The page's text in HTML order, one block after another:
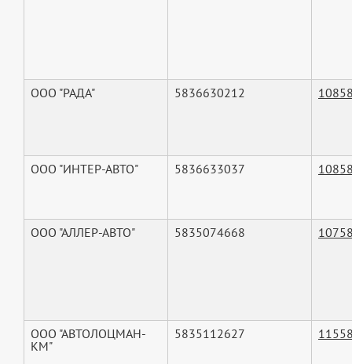
ООО "РАДА" 5836630212
ООО "ИНТЕР-АВТО" 5836633037
ООО "АЛЛЕР-АВТО" 5835074668
ООО "АВТОЛОЦМАН-
КМ"
5835112627